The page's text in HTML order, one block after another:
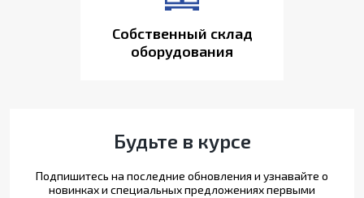
Собственный склад
оборудования
Будьте в курсе
Подпишитесь на последние обновления и узнавайте о
новинках и специальных предложениях первыми